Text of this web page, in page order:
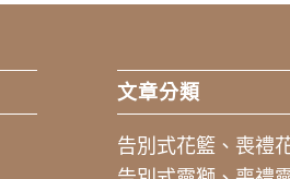
文章分類
告別式花籃、喪禮